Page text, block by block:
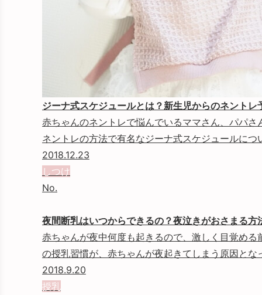
ジーナ式スケジュールとは？新生児からのネント
赤ちゃんのネントレで悩んでいるママさん、パパ
ネントレの方法で有名なジーナ式スケジュールにつ
2018.12.23
しつけ
No.
夜間断乳はいつからできるの？夜泣きがおさまる
赤ちゃんが夜中何度も起きるので、激しく目覚め
の授乳習慣が、赤ちゃんが夜起きてしまう原因とな
2018.9.20
授乳